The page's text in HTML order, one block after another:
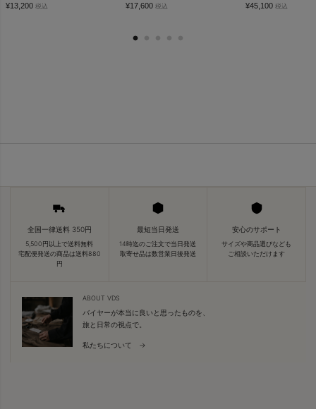
¥13,200 税込 ¥17,600 税込 ¥45,100 税込
全国一律送料 350円
5,500円以上で送料無料
宅配便発送の商品は送料880
円
最短当日発送
14時迄のご注文で当日発送
取寄せ品は数営業日後発送
安心のサポート
サイズや商品選びなども
ご相談いただけます
ABOUT VDS
バイヤーが本当に良いと思ったものを、
旅と日常の視点で。
私たちについて →